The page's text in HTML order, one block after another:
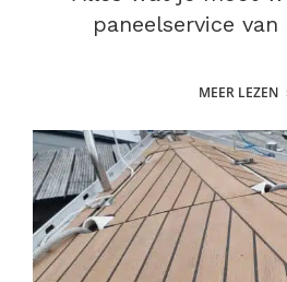
paneelservice
MEER LEZEN